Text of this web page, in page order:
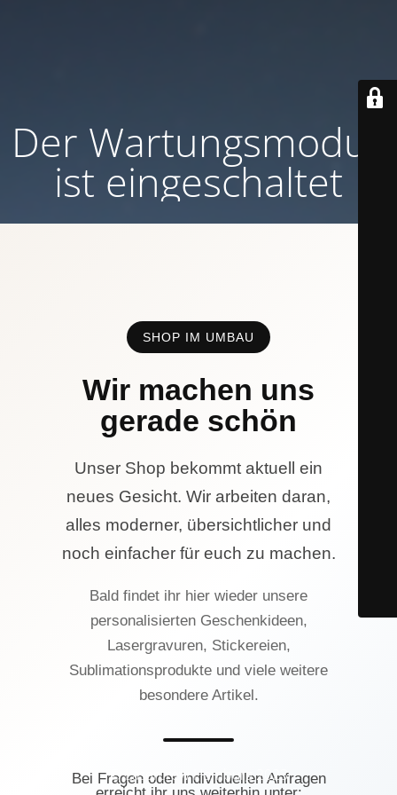
Der Wartungsmodus
ist eingeschaltet
SHOP IM UMBAU
Wir machen uns
gerade schön
Unser Shop bekommt aktuell ein
neues Gesicht. Wir arbeiten daran,
alles moderner, übersichtlicher und
noch einfacher für euch zu machen.
Bald findet ihr hier wieder unsere
personalisierten Geschenkideen,
Lasergravuren, Stickereien,
Sublimationsprodukte und viele weitere
besondere Artikel.
Bei Fragen oder individuellen Anfragen
© Lasercrew Hamburg 2023